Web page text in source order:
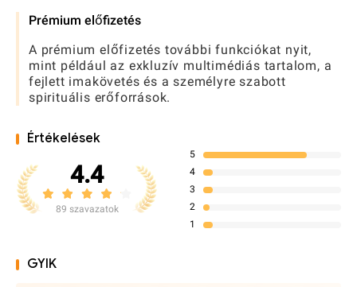
Prémium előfizetés
A prémium előfizetés további funkciókat nyit,
mint például az exkluzív multimédiás tartalom, a
fejlett imakövetés és a személyre szabott
spirituális erőforrások.
Értékelések
4.4
89 szavazatok
5
4
3
2
1
GYIK